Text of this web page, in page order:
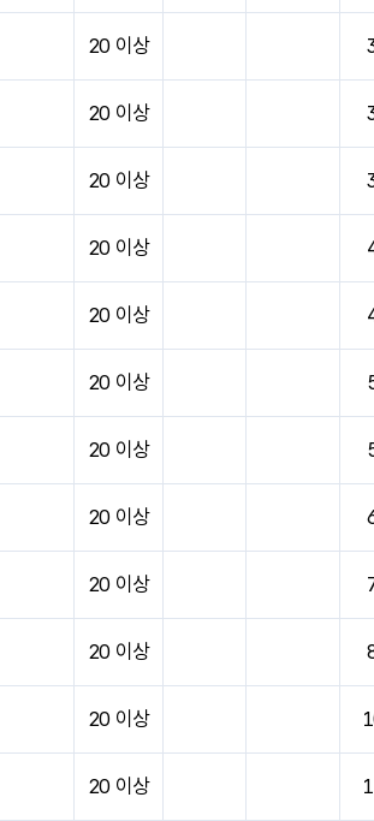
20 이상
20 이상
20 이상
20 이상
20 이상
20 이상
20 이상
20 이상
20 이상
20 이상
20 이상
20 이상